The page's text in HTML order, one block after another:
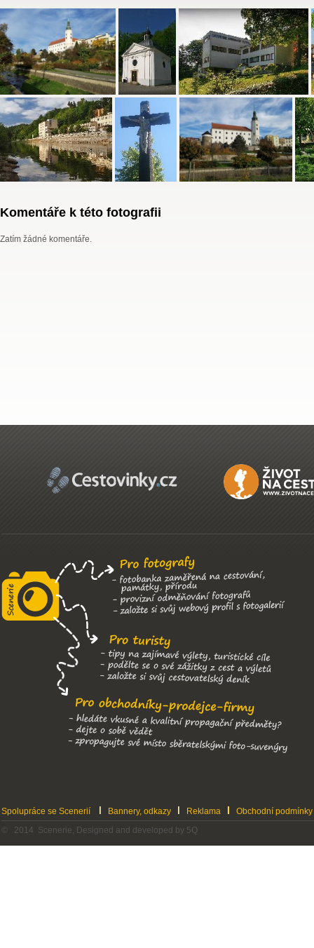
Komentáře k této fotografii
Zatím žádné komentáře.
Spolupráce se Scenerií Bannery, odkazy Reklama
Obchodní podmínky
© 2014 Scenerie, Designed and developed by 5Q